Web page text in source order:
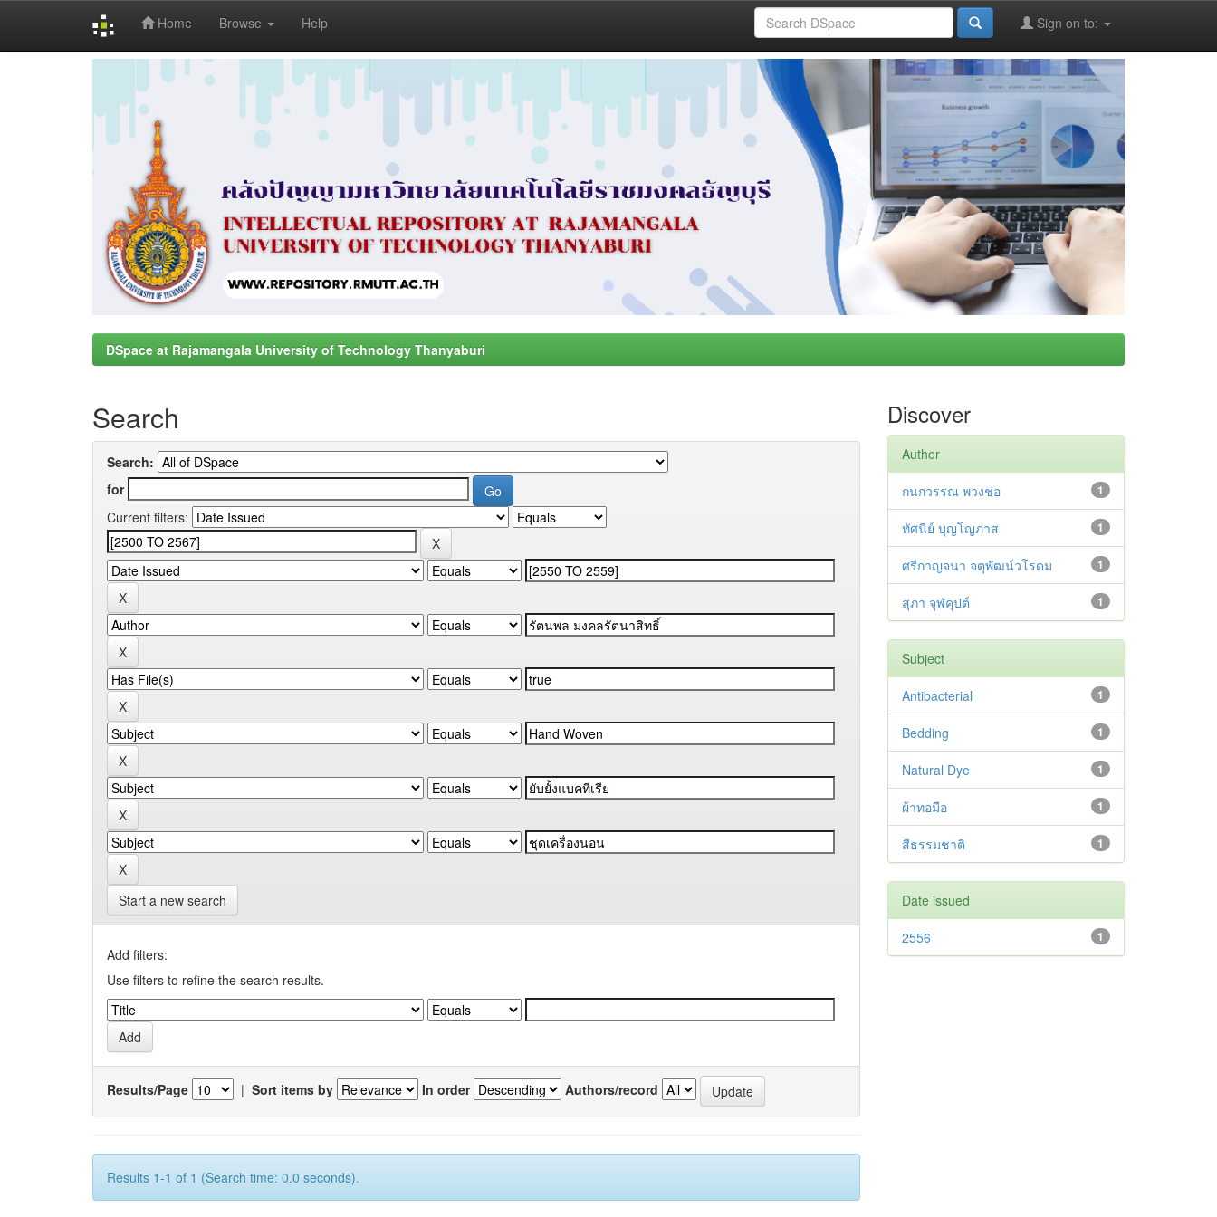
Home Browse Help Sign on to:
DSpace at Rajamangala University of Technology Thanyaburi
Search
Search:
for
Current filters:
Start a new search
Add filters:
Use filters to refine the search results.
Results/Page | Sort items by In order Authors/record
Results 1-1 of 1 (Search time: 0.0 seconds).
Discover
Author
1
กนกวรรณ พวงช่อ
1
ทัศนีย์ บุญโญภาส
1
ศรีกาญจนา จตุพัฒน์วโรดม
1
สุภา จุฬคุปต์
Subject
1
Antibacterial
1
Bedding
1
Natural Dye
1
ผ้าทอมือ
1
สีธรรมชาติ
Date issued
1
2556